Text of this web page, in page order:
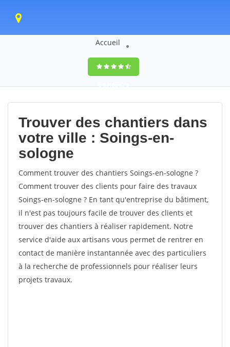
Accueil
9,5(100%)0
votes
Trouver des chantiers dans
votre ville : Soings-en-
sologne
Comment trouver des chantiers Soings-en-sologne ?
Comment trouver des clients pour faire des travaux
Soings-en-sologne ? En tant qu'entreprise du bâtiment,
il n'est pas toujours facile de trouver des clients et
trouver des chantiers à réaliser rapidement. Notre
service d'aide aux artisans vous permet de rentrer en
contact de manière instantannée avec des particuliers
à la recherche de professionnels pour réaliser leurs
projets travaux.